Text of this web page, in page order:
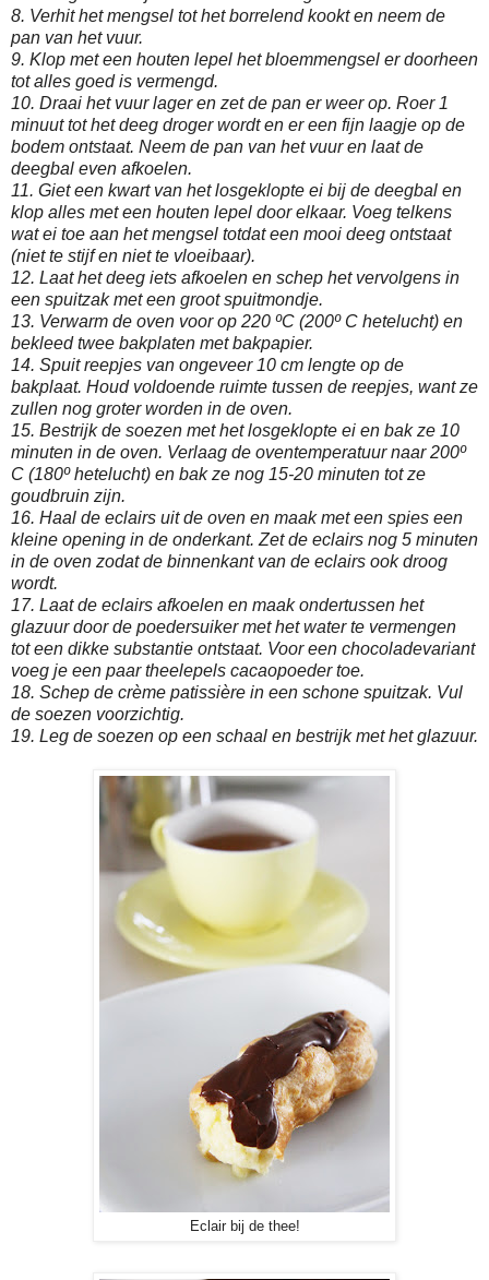
8. Verhit het mengsel tot het borrelend kookt en neem de
pan van het vuur.
9. Klop met een houten lepel het bloemmengsel er doorheen
tot alles goed is vermengd.
10. Draai het vuur lager en zet de pan er weer op. Roer 1
minuut tot het deeg droger wordt en er een fijn laagje op de
bodem ontstaat. Neem de pan van het vuur en laat de
deegbal even afkoelen.
11. Giet een kwart van het losgeklopte ei bij de deegbal en
klop alles met een houten lepel door elkaar. Voeg telkens
wat ei toe aan het mengsel totdat een mooi deeg ontstaat
(niet te stijf en niet te vloeibaar).
12. Laat het deeg iets afkoelen en schep het vervolgens in
een spuitzak met een groot spuitmondje.
13. Verwarm de oven voor op 220 ºC (200º C hetelucht) en
bekleed twee bakplaten met bakpapier.
14. Spuit reepjes van ongeveer 10 cm lengte op de
bakplaat. Houd voldoende ruimte tussen de reepjes, want ze
zullen nog groter worden in de oven.
15. Bestrijk de soezen met het losgeklopte ei en bak ze 10
minuten in de oven. Verlaag de oventemperatuur naar 200º
C (180º hetelucht) en bak ze nog 15-20 minuten tot ze
goudbruin zijn.
16. Haal de eclairs uit de oven en maak met een spies een
kleine opening in de onderkant. Zet de eclairs nog 5 minuten
in de oven zodat de binnenkant van de eclairs ook droog
wordt.
17. Laat de eclairs afkoelen en maak ondertussen het
glazuur door de poedersuiker met het water te vermengen
tot een dikke substantie ontstaat. Voor een chocoladevariant
voeg je een paar theelepels cacaopoeder toe.
18. Schep de crème patissière in een schone spuitzak. Vul
de soezen voorzichtig.
19. Leg de soezen op een schaal en bestrijk met het glazuur.
Eclair bij de thee!